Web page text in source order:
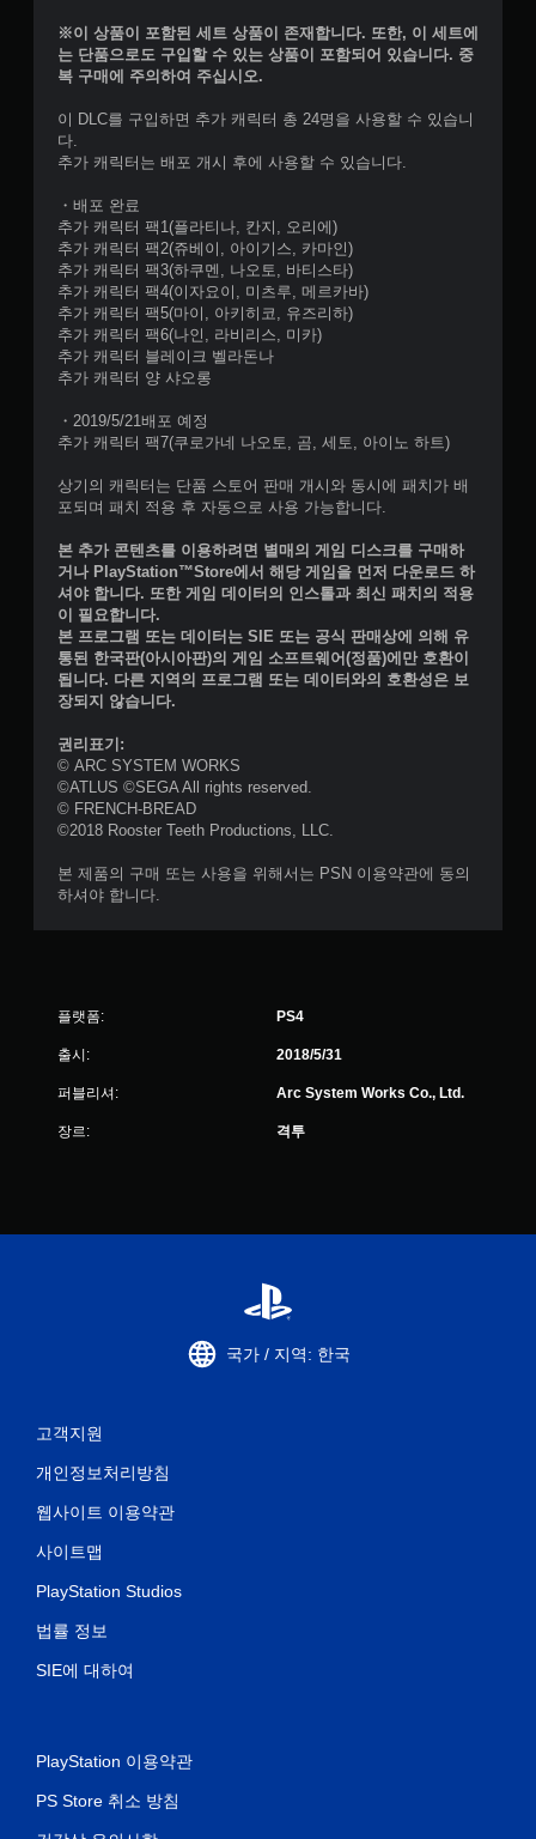
※이 상품이 포함된 세트 상품이 존재합니다. 또한, 이 세트에
는 단품으로도 구입할 수 있는 상품이 포함되어 있습니다. 중
복 구매에 주의하여 주십시오.
이 DLC를 구입하면 추가 캐릭터 총 24명을 사용할 수 있습니
다.
추가 캐릭터는 배포 개시 후에 사용할 수 있습니다.
・배포 완료
추가 캐릭터 팩1(플라티나, 칸지, 오리에)
추가 캐릭터 팩2(쥬베이, 아이기스, 카마인)
추가 캐릭터 팩3(하쿠멘, 나오토, 바티스타)
추가 캐릭터 팩4(이자요이, 미츠루, 메르카바)
추가 캐릭터 팩5(마이, 아키히코, 유즈리하)
추가 캐릭터 팩6(나인, 라비리스, 미카)
추가 캐릭터 블레이크 벨라돈나
추가 캐릭터 양 샤오롱
・2019/5/21배포 예정
추가 캐릭터 팩7(쿠로가네 나오토, 곰, 세토, 아이노 하트)
상기의 캐릭터는 단품 스토어 판매 개시와 동시에 패치가 배
포되며 패치 적용 후 자동으로 사용 가능합니다.
본 추가 콘텐츠를 이용하려면 별매의 게임 디스크를 구매하
거나 PlayStation™Store에서 해당 게임을 먼저 다운로드 하
셔야 합니다. 또한 게임 데이터의 인스톨과 최신 패치의 적용
이 필요합니다.
본 프로그램 또는 데이터는 SIE 또는 공식 판매상에 의해 유
통된 한국판(아시아판)의 게임 소프트웨어(정품)에만 호환이
됩니다. 다른 지역의 프로그램 또는 데이터와의 호환성은 보
장되지 않습니다.
권리표기:
© ARC SYSTEM WORKS
©ATLUS ©SEGA All rights reserved.
© FRENCH-BREAD
©2018 Rooster Teeth Productions, LLC.
본 제품의 구매 또는 사용을 위해서는 PSN 이용약관에 동의
하셔야 합니다.
플랫폼: PS4
출시: 2018/5/31
퍼블리셔: Arc System Works Co., Ltd.
장르: 격투
국가 / 지역: 한국
고객지원
개인정보처리방침
웹사이트 이용약관
사이트맵
PlayStation Studios
법률 정보
SIE에 대하여
PlayStation 이용약관
PS Store 취소 방침